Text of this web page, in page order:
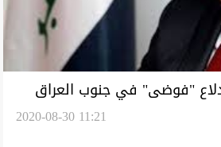
"فوضى" في جنوب العراق
2020-08-30 11:21